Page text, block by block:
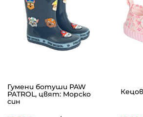
Гумени ботуши PAW
PATROL, цвят: Морско
син